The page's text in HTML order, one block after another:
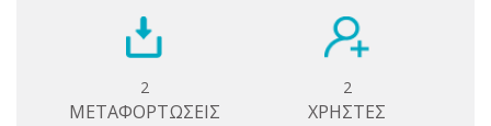
2
ΜΕΤΑΦΟΡΤΩΣΕΙΣ
2
ΧΡΗΣΤΕΣ